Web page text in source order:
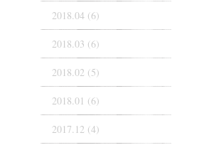
2018.04 (6)
2018.03 (6)
2018.02 (5)
2018.01 (6)
2017.12 (4)